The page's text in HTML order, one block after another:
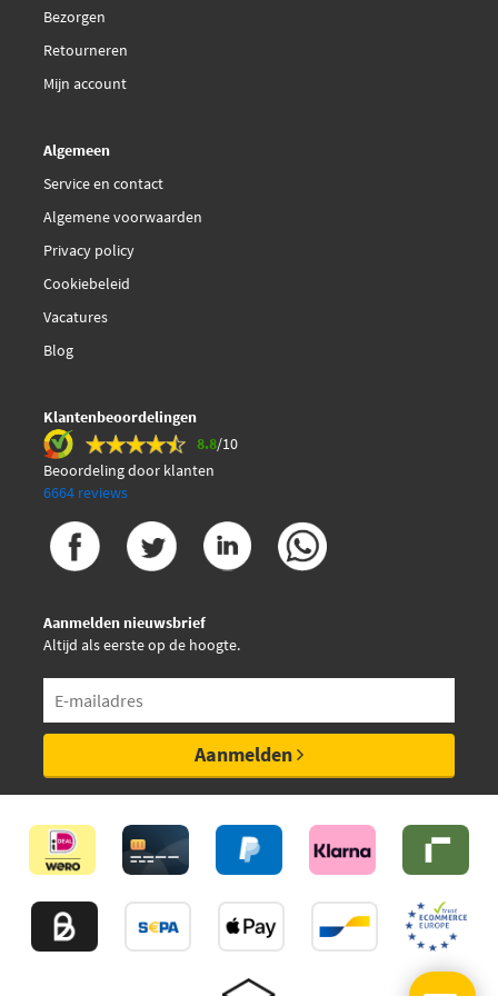
Textar 2395901-1419-00
Vaico V42-0872
Bezorgen
Retourneren
Mijn account
Algemeen
Service en contact
Algemene voorwaarden
Privacy policy
Cookiebeleid
Vacatures
Blog
Klantenbeoordelingen
8.8/10
Beoordeling door klanten
6664 reviews
Aanmelden nieuwsbrief
Altijd als eerste op de hoogte.
Aanmelden